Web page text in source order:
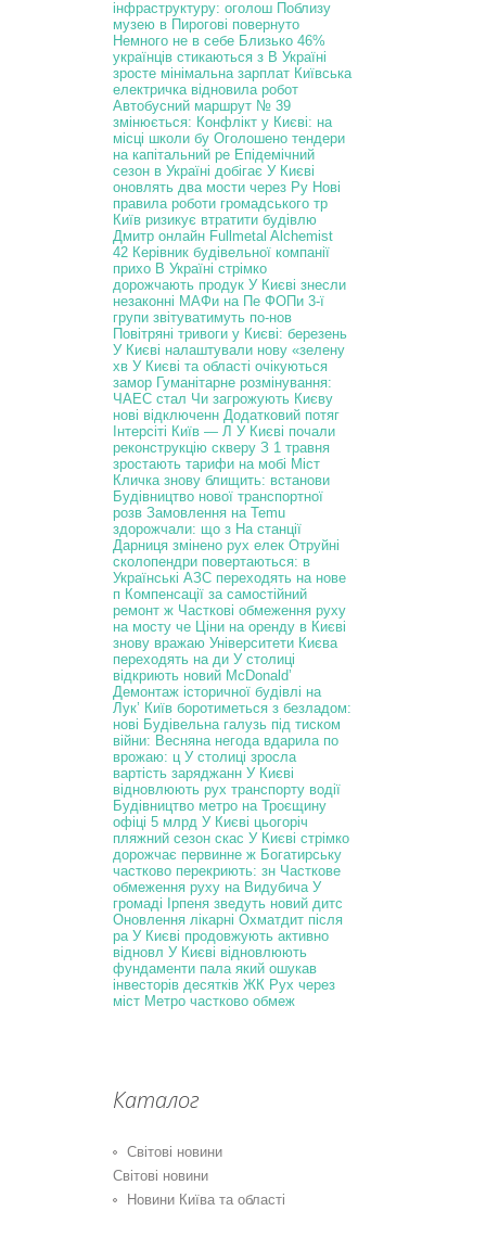
інфраструктуру: оголош Поблизу
музею в Пирогові повернуто
Немного не в себе Близько 46%
українців стикаються з В Україні
зросте мінімальна зарплат Київська
електричка відновила робот
Автобусний маршрут № 39
змінюється: Конфлікт у Києві: на
місці школи бу Оголошено тендери
на капітальний ре Епідемічний
сезон в Україні добігає У Києві
оновлять два мости через Ру Нові
правила роботи громадського тр
Київ ризикує втратити будівлю
Дмитр онлайн Fullmetal Alchemist
42 Керівник будівельної компанії
прихо В Україні стрімко
дорожчають продук У Києві знесли
незаконні МАФи на Пе ФОПи 3-ї
групи звітуватимуть по-нов
Повітряні тривоги у Києві: березень
У Києві налаштували нову «зелену
хв У Києві та області очікуються
замор Гуманітарне розмінування:
ЧАЕС стал Чи загрожують Києву
нові відключенн Додатковий потяг
Інтерсіті Київ — Л У Києві почали
реконструкцію скверу З 1 травня
зростають тарифи на мобі Міст
Кличка знову блищить: встанови
Будівництво нової транспортної
розв Замовлення на Temu
здорожчали: що з На станції
Дарниця змінено рух елек Отруйні
сколопендри повертаються: в
Українські АЗС переходять на нове
п Компенсації за самостійний
ремонт ж Часткові обмеження руху
на мосту че Ціни на оренду в Києві
знову вражаю Університети Києва
переходять на ди У столиці
відкриють новий McDonald’
Демонтаж історичної будівлі на
Лук’ Київ боротиметься з безладом:
нові Будівельна галузь під тиском
війни: Весняна негода вдарила по
врожаю: ц У столиці зросла
вартість заряджанн У Києві
відновлюють рух транспорту водії
Будівництво метро на Троєщину
офіці 5 млрд У Києві цьогоріч
пляжний сезон скас У Києві стрімко
дорожчає первинне ж Богатирську
частково перекриють: зн Часткове
обмеження руху на Видубича У
громаді Ірпеня зведуть новий дитс
Оновлення лікарні Охматдит після
ра У Києві продовжують активно
відновл У Києві відновлюють
фундаменти пала який ошукав
інвесторів десятків ЖК Рух через
міст Метро частково обмеж
Каталог
Світові новини
Світові новини
Новини Київа та області